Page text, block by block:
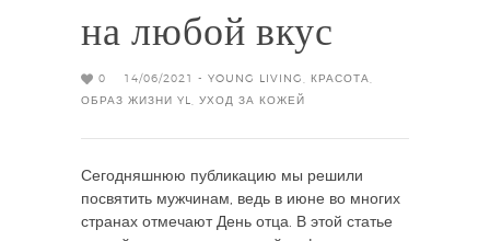
на любой вкус
0 14/06/2021 - YOUNG LIVING КРАСОТА
ОБРАЗ ЖИЗНИ YL
УХОД ЗА КОЖЕЙ
Сегодняшнюю публикацию мы решили
посвятить мужчинам, ведь в июне во многих
странах отмечают День отца. В этой статье